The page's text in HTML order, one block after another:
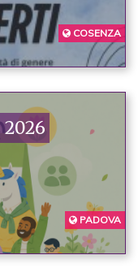
COSENZA
PADOVA